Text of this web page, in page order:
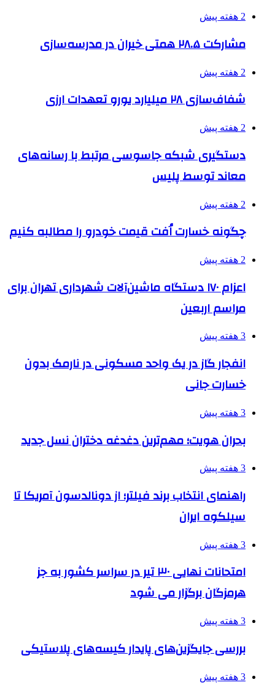
2 هفته پیش
مشارکت ۲۸.۵ همتی خیران در مدرسه‌سازی
2 هفته پیش
شفاف‌سازی ۲۸ میلیارد یورو تعهدات ارزی
2 هفته پیش
دستگیری شبکه جاسوسی مرتبط با رسانه‌های
معاند توسط پلیس
2 هفته پیش
چگونه خسارت اُفت قیمت خودرو را مطالبه کنیم
2 هفته پیش
اعزام ۱۷۰ دستگاه ماشین‌آلات شهرداری تهران برای
مراسم اربعین
3 هفته پیش
انفجار گاز در یک واحد مسکونی در نارمک بدون
خسارت جانی
3 هفته پیش
بحران هویت؛ مهم‌ترین دغدغه دختران نسل جدید
3 هفته پیش
راهنمای انتخاب برند فیلتر؛ از دونالدسون آمریکا تا
سیلکوه ایران
3 هفته پیش
امتحانات نهایی ۳۰ تیر در سراسر کشور به جز
هرمزگان برگزار می شود
3 هفته پیش
بررسی جایگزین‌های پایدار کیسه‌های پلاستیکی
3 هفته پیش